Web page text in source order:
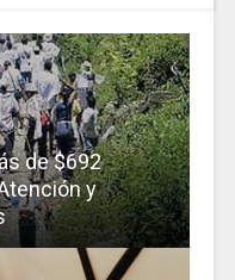
de $692
y